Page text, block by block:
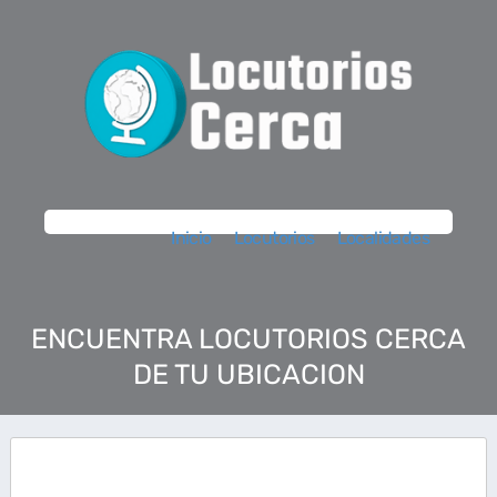
Inicio Locutorios Localidades
ENCUENTRA LOCUTORIOS CERCA
DE TU UBICACION